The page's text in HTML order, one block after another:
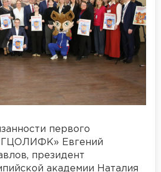
первого
Евгений
президент
академии Наталия